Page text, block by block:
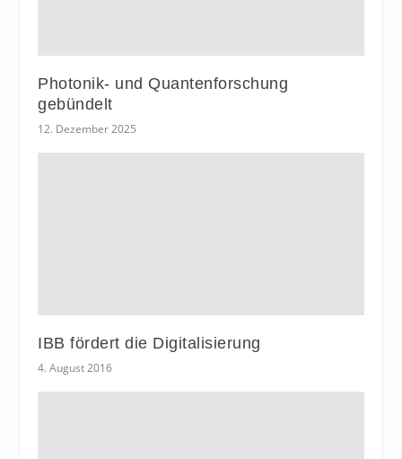
Photonik- und Quantenforschung
gebündelt
12. Dezember 2025
IBB fördert die Digitalisierung
4. August 2016